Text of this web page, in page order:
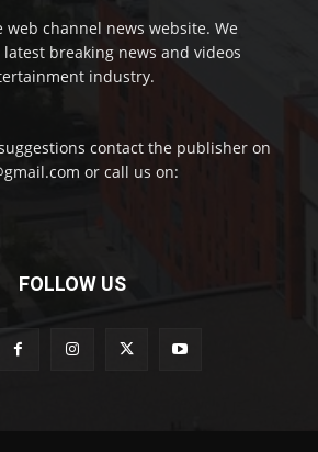
web channel news website. We
breaking news and videos
industry.
contact the publisher on
or call us on:
FOLLOW US